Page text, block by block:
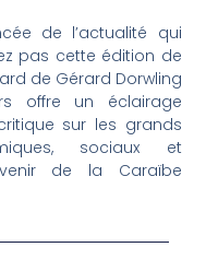
de l’actualité qui
pas cette édition de
de Gérard Dorwling
offre un éclairage
sur les grands
sociaux et
de la Caraïbe